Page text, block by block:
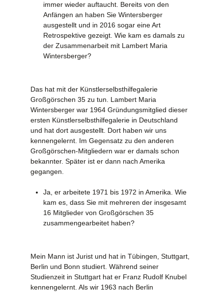
immer wieder auftaucht. Bereits von den
Anfängen an haben Sie Wintersberger
ausgestellt und in 2016 sogar eine Art
Retrospektive gezeigt. Wie kam es damals zu
der Zusam­men­arbeit mit Lambert Maria
Wintersberger?
Das hat mit der Künstlerselbsthilfegalerie
Großgörschen 35 zu tun. Lambert Maria
Wintersberger war 1964 Gründungsmitglied dieser
ersten Künstlerselbsthilfegalerie in Deutschland
und hat dort ausgestellt. Dort haben wir uns
kennengelernt. Im Gegensatz zu den anderen
Großgörschen-Mitgliedern war er damals schon
bekannter. Später ist er dann nach Amerika
gegangen.
Ja, er arbeitete 1971 bis 1972 in Amerika. Wie
kam es, dass Sie mit mehreren der insgesamt
16 Mitglieder von Großgörschen 35
zusammengearbeitet haben?
Mein Mann ist Jurist und hat in Tübingen, Stuttgart,
Berlin und Bonn studiert. Während seiner
Studienzeit in Stuttgart hat er Franz Rudolf Knubel
kennengelernt. Als wir 1963 nach Berlin